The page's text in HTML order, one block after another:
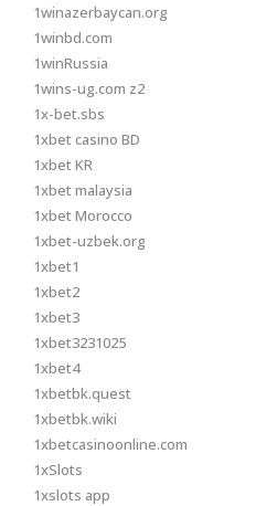
1winazerbaycan.org
1winbd.com
1winRussia
1wins-ug.com z2
1x-bet.sbs
1xbet casino BD
1xbet KR
1xbet malaysia
1xbet Morocco
1xbet-uzbek.org
1xbet1
1xbet2
1xbet3
1xbet3231025
1xbet4
1xbetbk.quest
1xbetbk.wiki
1xbetcasinoonline.com
1xSlots
1xslots app